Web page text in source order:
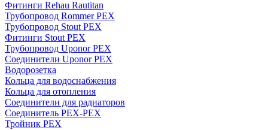
Фитинги Rehau Rautitan
Трубопровод Rommer PEX
Трубопровод Stout PEX
Фитинги Stout PEX
Трубопровод Uponor PEX
Соединители Uponor PEX
Водорозетка
Кольца для водоснабжения
Кольца для отопления
Соединители для радиаторов
Соединитель PEX-PEX
Тройник PEX